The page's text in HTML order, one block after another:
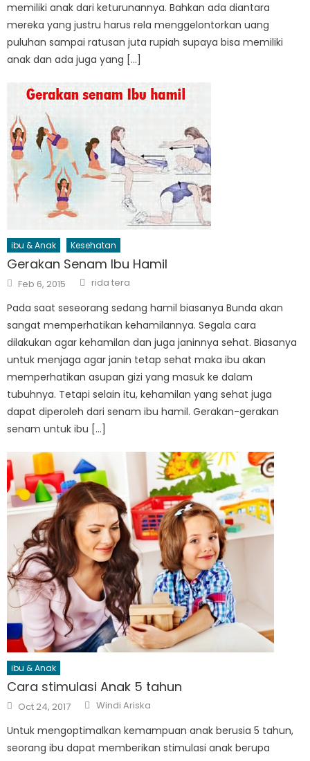
memiliki anak dari keturunannya. Bahkan ada diantara
mereka yang justru harus rela menggelontorkan uang
puluhan sampai ratusan juta rupiah supaya bisa memiliki
anak dan ada juga yang […]
ibu & Anak Kesehatan
Gerakan Senam Ibu Hamil
Posted
on
Feb 6, 2015 Author
rida tera
Pada saat seseorang sedang hamil biasanya Bunda akan
sangat memperhatikan kehamilannya. Segala cara
dilakukan agar kehamilan dan juga janinnya sehat. Biasanya
untuk menjaga agar janin tetap sehat maka ibu akan
memperhatikan asupan gizi yang masuk ke dalam
tubuhnya. Tetapi selain itu, kehamilan yang sehat juga
dapat diperoleh dari senam ibu hamil. Gerakan-gerakan
senam untuk ibu […]
ibu & Anak
Cara stimulasi Anak 5 tahun
Posted
on
Oct 24, 2017 Author
Windi Ariska
Untuk mengoptimalkan kemampuan anak berusia 5 tahun,
seorang ibu dapat memberikan stimulasi anak berupa